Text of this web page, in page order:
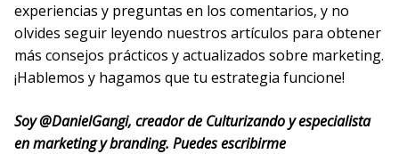
experiencias y preguntas en los comentarios, y no
olvides seguir leyendo nuestros artículos para obtener
más consejos prácticos y actualizados sobre marketing.
¡Hablemos y hagamos que tu estrategia funcione!
Soy @DanielGangi, creador de Culturizando y especialista
en marketing y branding. Puedes escribirme